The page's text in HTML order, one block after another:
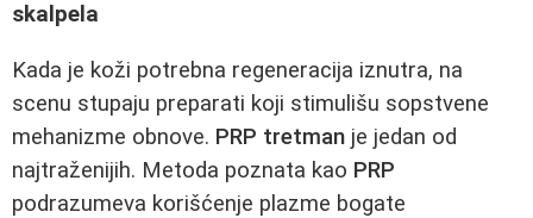
skalpela
Kada je koži potrebna regeneracija iznutra, na
scenu stupaju preparati koji stimulišu sopstvene
mehanizme obnove. PRP tretman je jedan od
najtraženijih. Metoda poznata kao PRP
podrazumeva korišćenje plazme bogate